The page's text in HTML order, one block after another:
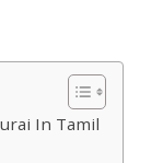
In Tamil